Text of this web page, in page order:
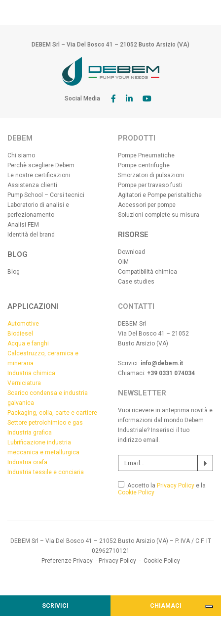
SCRIVICI CHIAMACI
DEBEM Srl – Via Del Bosco 41 – 21052 Busto Arsizio (VA)
Social Media
DEBEM
Chi siamo
Perchè scegliere Debem
Le nostre certificazioni
Assistenza clienti
Pump School – Corsi tecnici
Laboratorio di analisi e
perfezionamento
Analisi FEM
Identità del brand
BLOG
Blog
PRODOTTI
Pompe Pneumatiche
Pompe centrifughe
Smorzatori di pulsazioni
Pompe per travaso fusti
Agitatori e Pompe peristaltiche
Accessori per pompe
Soluzioni complete su misura
RISORSE
Download
OIM
Compatibilità chimica
Case studies
APPLICAZIONI
Automotive
Biodiesel
Acqua e fanghi
Calcestruzzo, ceramica e
mineraria
Industria chimica
Verniciatura
Scarico condensa e industria
galvanica
Packaging, colla, carte e cartiere
Settore petrolchimico e gas
Industria grafica
Lubrificazione industria
meccanica e metallurgica
Industria orafa
Industria tessile e conciaria
CONTATTI
DEBEM Srl
Via Del Bosco 41 – 21052
Busto Arsizio (VA)
Scrivici: info@debem.it
Chiamaci: +39 0331 074034
NEWSLETTER
Vuoi ricevere in anteprima novità e
informazioni dal mondo Debem
Industriale? Inserisci il tuo
indirizzo email.
Accetto la Privacy Policy e la
Cookie Policy
DEBEM Srl – Via Del Bosco 41 – 21052 Busto Arsizio (VA) – P. IVA / C.F. IT
02962710121
Preferenze Privacy - Privacy Policy - Cookie Policy
Informativa sulla raccolta